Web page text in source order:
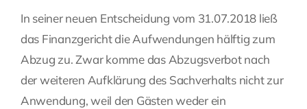
In seiner neuen Entscheidung vom 31.07.2018 ließ
das Finanzgericht die Aufwendungen hälftig zum
Abzug zu. Zwar komme das Abzugsverbot nach
der weiteren Aufklärung des Sachverhalts nicht zur
Anwendung, weil den Gästen weder ein